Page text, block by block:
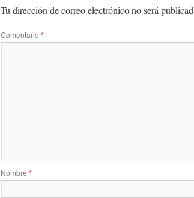
Tu dirección de correo electrónico no será
Comentario *
Nombre *